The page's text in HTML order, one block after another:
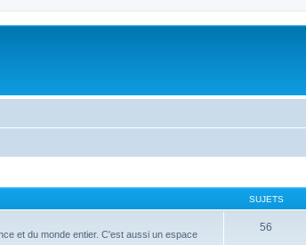
SUJETS
et du monde entier. C'est aussi un espace
56